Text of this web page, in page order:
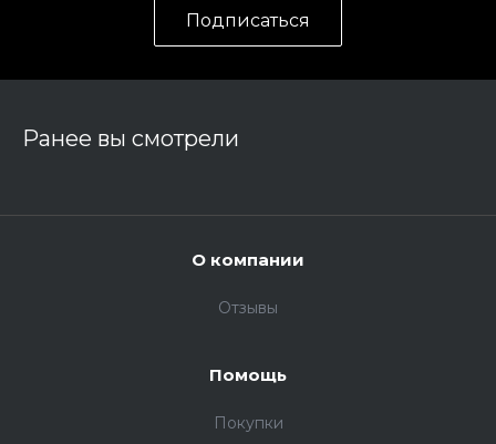
Подписаться
Ранее вы смотрели
О компании
Отзывы
Помощь
Покупки